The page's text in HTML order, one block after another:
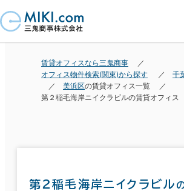
賃貸オフィスなら三鬼商事
オフィス物件検索(関東)から探す
千
美浜区の賃貸オフィス一覧
第２稲毛海岸ニイクラビルの賃貸オフィス
第２稲毛海岸ニイクラビル